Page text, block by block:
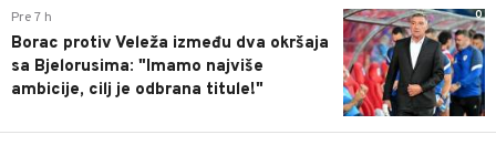
0
Pre 7 h
Borac protiv Veleža između dva okršaja
sa Bjelorusima: "Imamo najviše
ambicije, cilj je odbrana titule!"